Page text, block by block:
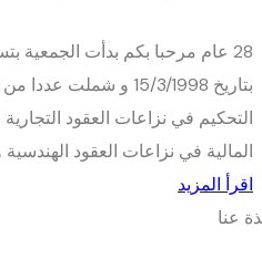
28 عام مرحبا بكم بدأت الجمعية
بتاريخ 15/3/1998 و
التحكيم في نزاعات العقود التجارية
المالية في نزاعات العقود الهندسية
اقرأ المزيد
عنا